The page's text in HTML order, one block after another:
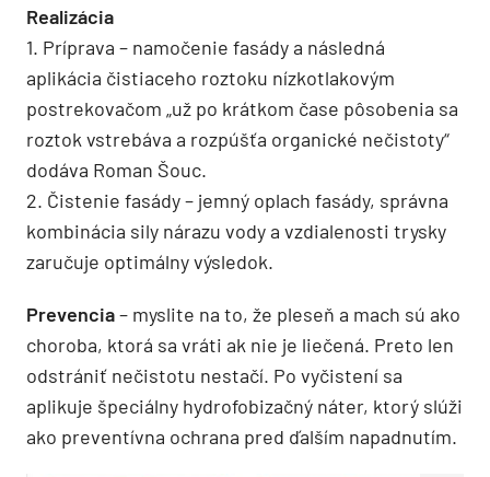
Realizácia
1. Príprava – namočenie fasády a následná
aplikácia čistiaceho roztoku nízkotlakovým
postrekovačom „už po krátkom čase pôsobenia sa
roztok vstrebáva a rozpúšťa organické nečistoty“
dodáva Roman Šouc.
2. Čistenie fasády – jemný oplach fasády, správna
kombinácia sily nárazu vody a vzdialenosti trysky
zaručuje optimálny výsledok.
Prevencia– myslite na to, že pleseň a mach sú ako
choroba, ktorá sa vráti ak nie je liečená. Preto len
odstrániť nečistotu nestačí. Po vyčistení sa
aplikuje špeciálny hydrofobizačný náter, ktorý slúži
ako preventívna ochrana pred ďalším napadnutím.